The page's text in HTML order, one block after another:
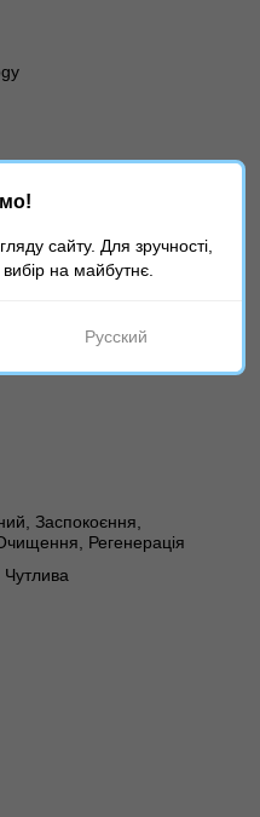
на вологу шкіру
Заспокоєння,
Регенерація
Чутлива
сайту. Для зручності,
на майбутнє.
Русский